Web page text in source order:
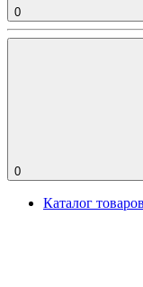
0
0
Каталог товаров